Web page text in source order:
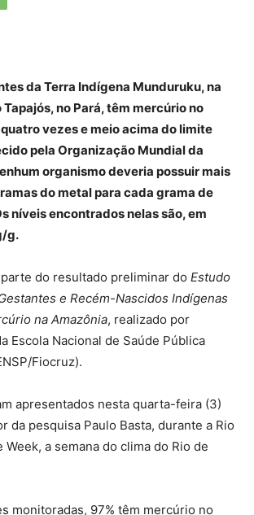
da Terra Indígena Munduruku, na
no Pará, têm mercúrio no
vezes e meio acima do limite
pela Organização Mundial da
organismo deveria possuir mais
do metal para cada grama de
níveis encontrados nelas são, em
g.
do resultado preliminar do Estudo
e Recém-Nascidos Indígenas
na Amazônia, realizado por
Escola Nacional de Saúde Pública
Fiocruz).
apresentados nesta quarta-feira (3)
da pesquisa Paulo Basta, durante a Rio
Week, a semana do clima do Rio de
monitoradas, 97% têm mercúrio no